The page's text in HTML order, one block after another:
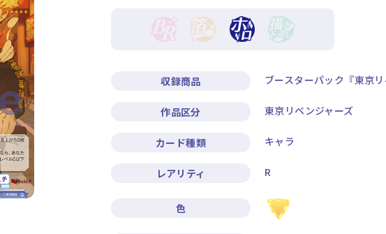
収録商品 ブースターパック『東京
作品区分 東京リベンジャーズ
カード種類 キャラ
レアリティ R
色